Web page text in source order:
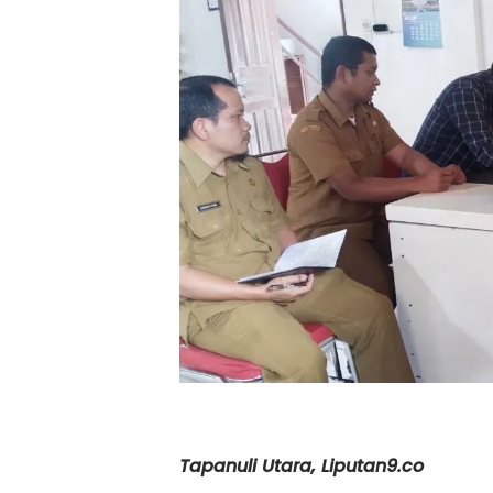
Tapanuli Utara, Liputan9.co